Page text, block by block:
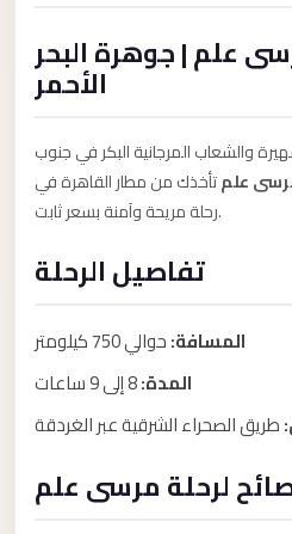
علم | جوهرة البحر
الأحمر
والشعاب المرجانية البكر في جنوب
علمتأخذك من مطار القاهرة في
رحلة مريحة وآمنة بسعر ثابت.
تفاصيل الرحلة
المسافة:حوالي 750 كيلومتر
المدة:
طريق الصحراء الشرقية عبر الغردقة
لرحلة مرسى علم
airport
ubre
Transfer
Airport
Anywhere
Transfer
Airport